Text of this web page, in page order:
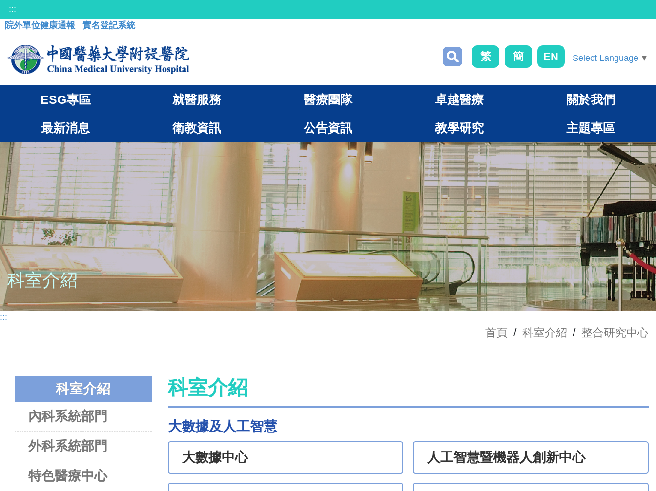
:::
院外單位健康通報
實名登記系統
繁 簡 EN Select Language ▼
ESG專區 就醫服務 醫療團隊 卓越醫療 關於我們
最新消息 衛教資訊 公告資訊 教學研究 主題專區
科室介紹
:::
首頁 / 科室介紹 / 整合研究中心
科室介紹
內科系統部門
外科系統部門
特色醫療中心
科室介紹
大數據及人工智慧
大數據中心 人工智慧暨機器人創新中心